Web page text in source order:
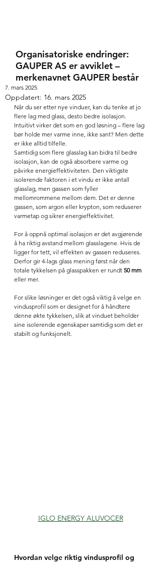
Organisatoriske endringer:
GAUPER AS er avviklet –
merkenavnet GAUPER består
7. mars 2025
Oppdatert: 16. mars 2025
Når du ser etter nye vinduer, kan du tenke at jo
flere lag med glass, desto bedre isolasjon.
Intuitivt virker det som en god løsning – flere lag
bør holde mer varme inne, ikke sant? Men dette
er ikke alltid tilfelle.
Samtidig som flere glasslag kan bidra til bedre
isolasjon, kan de også absorbere varme og
påvirke energieffektiviteten. Den viktigste
isolerende faktoren i et vindu er ikke antall
glasslag, men gassen som fyller
mellomrommene mellom dem. Det er denne
gassen, som argon eller krypton, som reduserer
varmetap og sikrer energieffektivitet.
For å oppnå optimal isolasjon er det avgjørende
å ha riktig avstand mellom glasslagene. Hvis de
ligger for tett, vil effekten av gassen reduseres.
Derfor gir 4-lags glass mening først når den
totale tykkelsen på glasspakken er rundt 50 mm
eller mer.
For slike løsninger er det også viktig å velge en
vindusprofil som er designet for å håndtere
denne økte tykkelsen, slik at vinduet beholder
sine isolerende egenskaper samtidig som det er
stabilt og funksjonelt.
IGLO ENERGY ALUVOCER
Hvordan velge riktig vindusprofil og